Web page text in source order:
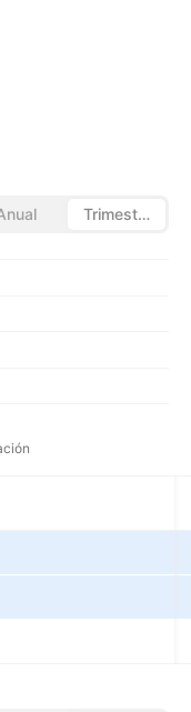
Trimestral